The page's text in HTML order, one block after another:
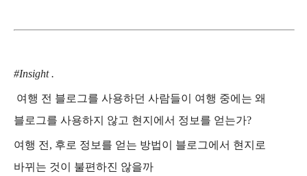
#Insight.
여행 전 블로그를 사용하던 사람들이 여행 중에는 왜
블로그를 사용하지 않고 현지에서 정보를 얻는가?
여행 전 , 후로 정보를 얻는 방법이 블로그에서 현지로
바뀌는 것이 불편하진 않을까